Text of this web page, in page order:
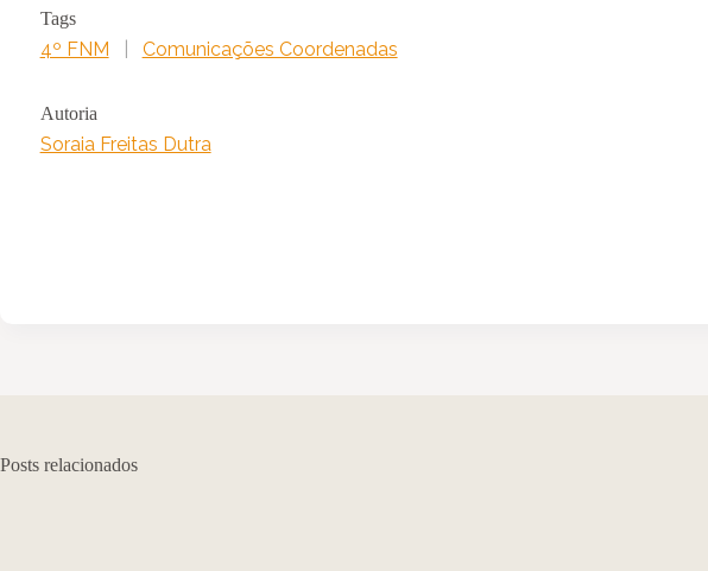
Tags
4º FNM Comunicações Coordenadas
Autoria
Soraia Freitas Dutra
Posts relacionados